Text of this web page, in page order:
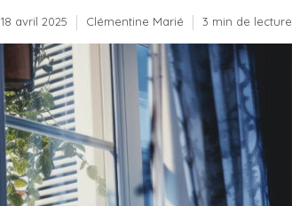
18 avril 2025 Clémentine Marié 3 min de lecture